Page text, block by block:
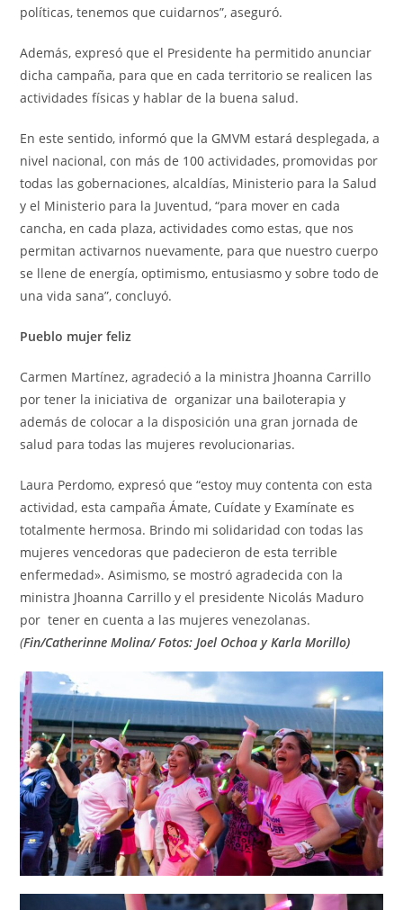
políticas, tenemos que cuidarnos”, aseguró.
Además, expresó que el Presidente ha permitido anunciar
dicha campaña, para que en cada territorio se realicen las
actividades físicas y hablar de la buena salud.
En este sentido, informó que la GMVM estará desplegada, a
nivel nacional, con más de 100 actividades, promovidas por
todas las gobernaciones, alcaldías, Ministerio para la Salud
y el Ministerio para la Juventud, “para mover en cada
cancha, en cada plaza, actividades como estas, que nos
permitan activarnos nuevamente, para que nuestro cuerpo
se llene de energía, optimismo, entusiasmo y sobre todo de
una vida sana”, concluyó.
Pueblo mujer feliz
Carmen Martínez, agradeció a la ministra Jhoanna Carrillo
por tener la iniciativa de organizar una bailoterapia y
además de colocar a la disposición una gran jornada de
salud para todas las mujeres revolucionarias.
Laura Perdomo, expresó que “estoy muy contenta con esta
actividad, esta campaña Ámate, Cuídate y Examínate es
totalmente hermosa. Brindo mi solidaridad con todas las
mujeres vencedoras que padecieron de esta terrible
enfermedad». Asimismo, se mostró agradecida con la
ministra Jhoanna Carrillo y el presidente Nicolás Maduro
por tener en cuenta a las mujeres venezolanas.
(Fin/Catherinne Molina/ Fotos: Joel Ochoa y Karla Morillo)